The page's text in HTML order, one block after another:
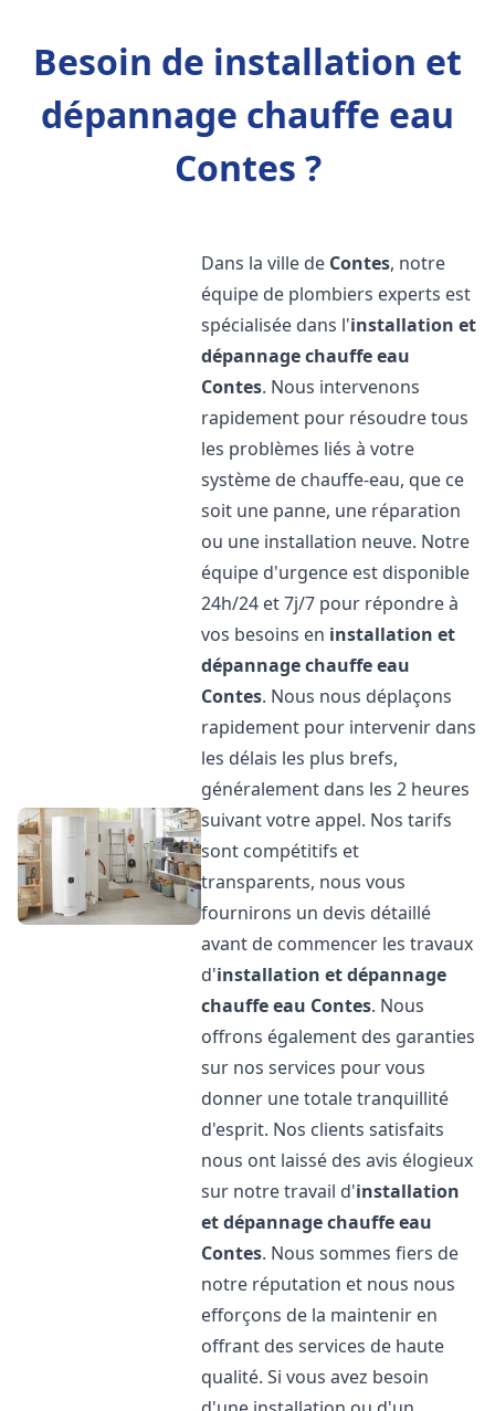
Besoin de installation et
dépannage chauffe eau
Contes ?
Dans la ville de Contes, notre
équipe de plombiers experts est
spécialisée dans l'installation et
dépannage chauffe eau
Contes. Nous intervenons
rapidement pour résoudre tous
les problèmes liés à votre
système de chauffe-eau, que ce
soit une panne, une réparation
ou une installation neuve. Notre
équipe d'urgence est disponible
24h/24 et 7j/7 pour répondre à
vos besoins en installation et
dépannage chauffe eau
Contes. Nous nous déplaçons
rapidement pour intervenir dans
les délais les plus brefs,
généralement dans les 2 heures
suivant votre appel. Nos tarifs
sont compétitifs et
transparents, nous vous
fournirons un devis détaillé
avant de commencer les travaux
d'installation et dépannage
chauffe eau Contes. Nous
offrons également des garanties
sur nos services pour vous
donner une totale tranquillité
d'esprit. Nos clients satisfaits
nous ont laissé des avis élogieux
sur notre travail d'installation
et dépannage chauffe eau
Contes. Nous sommes fiers de
notre réputation et nous nous
efforçons de la maintenir en
offrant des services de haute
qualité. Si vous avez besoin